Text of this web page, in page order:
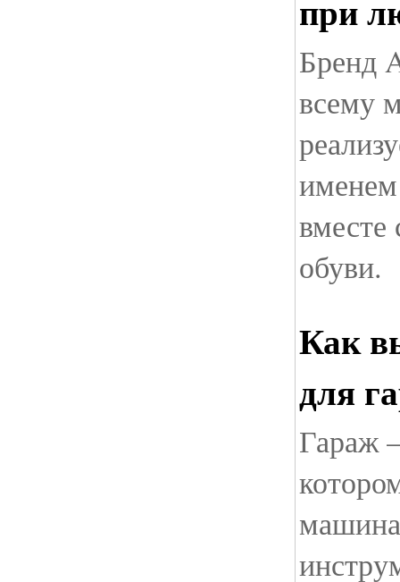
при
Бренд
всему
вместе
обуви.
Как
для
Гараж